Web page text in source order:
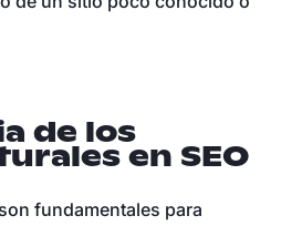
de los
en SEO
fundamentales para